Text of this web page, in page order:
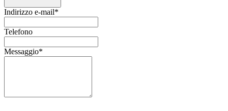
Indirizzo e-mail*
Telefono
Messaggio*